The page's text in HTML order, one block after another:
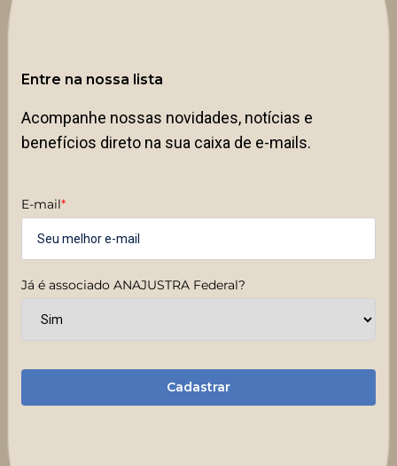
Entre na nossa lista
Acompanhe nossas novidades, notícias e
benefícios direto na sua caixa de e-mails.
E-mail*
Já é associado ANAJUSTRA Federal?
Cadastrar